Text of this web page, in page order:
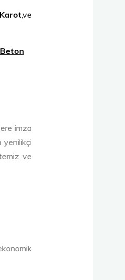
Karot,ve
Beton
imza
yenilikçi
ve